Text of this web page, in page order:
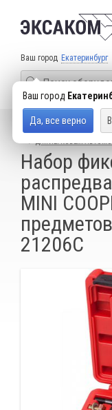
Ваш город Екатеринбург
Ваш город
Да, все верно
КАТАЛОГ ТОВАРОВ
Набор
MINI
21206C